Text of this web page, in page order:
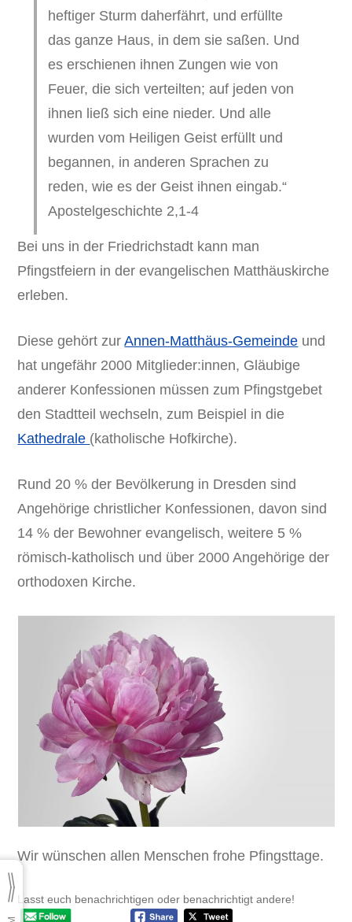
heftiger Sturm daherfährt, und erfüllte
das ganze Haus, in dem sie saßen. Und
es erschienen ihnen Zungen wie von
Feuer, die sich verteilten; auf jeden von
ihnen ließ sich eine nieder. Und alle
wurden vom Heiligen Geist erfüllt und
begannen, in anderen Sprachen zu
reden, wie es der Geist ihnen eingab.“
Apostelgeschichte 2,1-4
Bei uns in der Friedrichstadt kann man
Pfingstfeiern in der evangelischen Matthäuskirche
erleben.
Diese gehört zurAnnen-Matthäus-Gemeinde und
hat ungefähr 2000 Mitglieder:innen, Gläubige
anderer Konfessionen müssen zum Pfingstgebet
den Stadtteil wechseln, zum Beispiel in die
Kathedrale (katholische Hofkirche).
Rund 20 % der Bevölkerung in Dresden sind
Angehörige christlicher Konfessionen, davon sind
14 % der Bewohner evangelisch, weitere 5 %
römisch-katholisch und über 2000 Angehörige der
orthodoxen Kirche.
Wir wünschen allen Menschen frohe Pfingsttage.
Lasst euch benachrichtigen oder benachrichtigt andere!